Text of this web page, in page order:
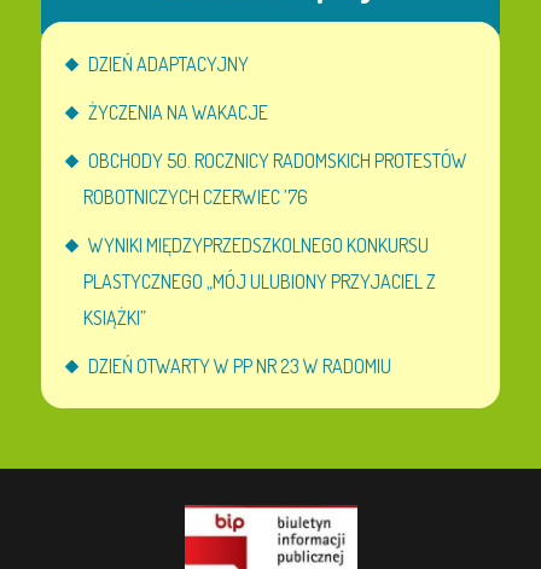
DZIEŃ ADAPTACYJNY
ŻYCZENIA NA WAKACJE
OBCHODY 50. ROCZNICY RADOMSKICH PROTESTÓW
ROBOTNICZYCH CZERWIEC ’76
WYNIKI MIĘDZYPRZEDSZKOLNEGO KONKURSU
PLASTYCZNEGO „MÓJ ULUBIONY PRZYJACIEL Z
KSIĄŻKI”
DZIEŃ OTWARTY W PP NR 23 W RADOMIU